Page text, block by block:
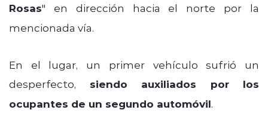
Rosas" en dirección hacia el norte por la
mencionada vía.
En el lugar, un primer vehículo sufrió un
desperfecto, siendo auxiliados por los
ocupantes de un segundo automóvil.